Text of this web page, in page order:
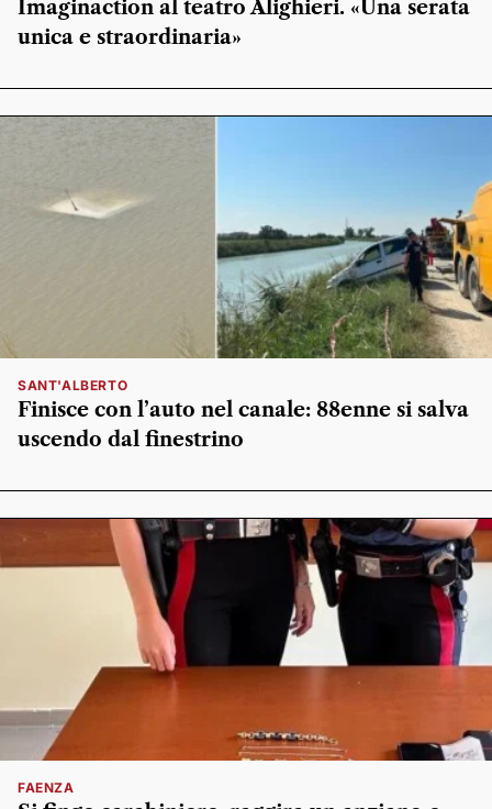
Imaginaction al teatro Alighieri. «Una serata
unica e straordinaria»
SANT'ALBERTO
Finisce con l’auto nel canale: 88enne si salva
uscendo dal finestrino
FAENZA